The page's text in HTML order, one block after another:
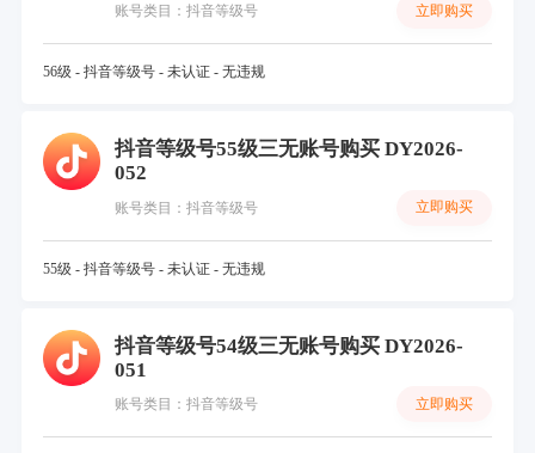
账号类目：抖音等级号 立即购买
56级 - 抖音等级号 - 未认证 - 无违规
抖音等级号55级三无账号购买 DY2026-
052
账号类目：抖音等级号 立即购买
55级 - 抖音等级号 - 未认证 - 无违规
抖音等级号54级三无账号购买 DY2026-
051
账号类目：抖音等级号 立即购买